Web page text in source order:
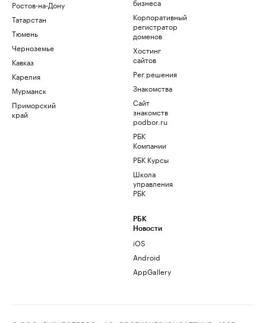
Ростов-на-Дону
Татарстан
Тюмень
Черноземье
Кавказ
Карелия
Мурманск
Приморский
край
Корпоративный
регистратор
доменов
Хостинг
сайтов
Рег.решения
Знакомства
Сайт
знакомств
podbor.ru
РБК
Компании
РБК Курсы
Школа
управления
РБК
РБК
Новости
iOS
Android
AppGallery